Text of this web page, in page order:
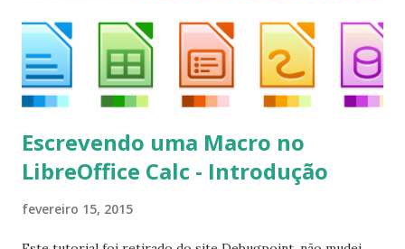
Escrevendo uma Macro no
LibreOffice Calc - Introdução
fevereiro 15, 2015